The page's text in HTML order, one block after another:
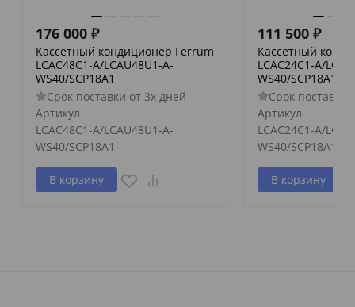
176 000 ₽
Кассетный кондиционер Ferrum
LCAC48C1-A/LCAU48U1-A-
WS40/SCP18A1
Срок поставки от 3х дней
Артикул
LCAC48C1-A/LCAU48U1-A-
WS40/SCP18A1
В корзину
111 500 ₽
Кассетный
LCAC24C1-A/
WS40/SCP18A1
Срок поставки
Артикул
LCAC24C1-A/
WS40/SCP18A1
В корзину